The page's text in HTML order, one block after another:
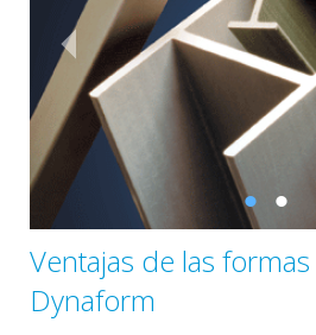
Ventajas de las
Dynaform